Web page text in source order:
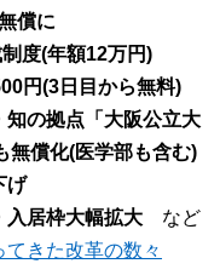
償に
度(年額12万円)
円(3日目から無料)
知の拠点「大阪公立大
無償化(医学部も含む)
げ
入居枠大幅拡大 など
てきた改革の数々